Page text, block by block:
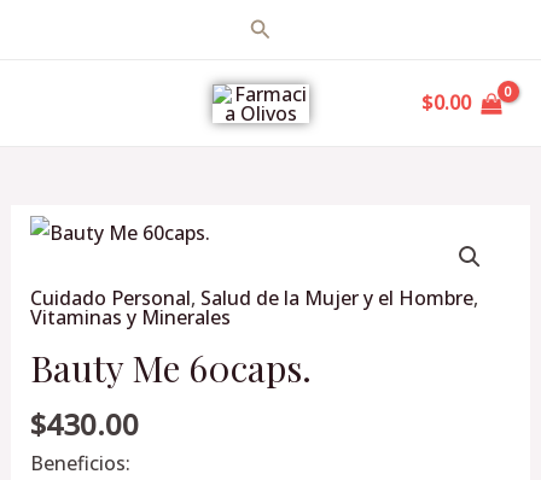
Buscar
$0.00
Cuidado Personal, Salud de la Mujer y el Hombre,
Vitaminas y Minerales
Bauty Me 60caps.
$430.00
Beneficios:
Bauty
60caps.
cantidad